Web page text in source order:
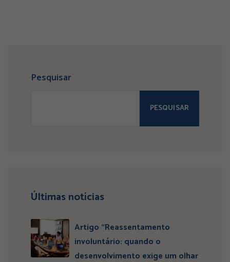
Pesquisar
PESQUISAR
Últimas notícias
Artigo “Reassentamento
involuntário: quando o
desenvolvimento exige um olhar